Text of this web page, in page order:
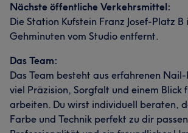
Nächste öffentliche Verkehrsmittel:
Die Station Kufstein Franz Josef-Platz B
Gehminuten vom Studio entfernt.
Das Team:
Das Team besteht aus erfahrenen
viel Präzision, Sorgfalt und einem Blick
arbeiten. Du wirst individuell beraten,
Farbe und Technik perfekt zu dir